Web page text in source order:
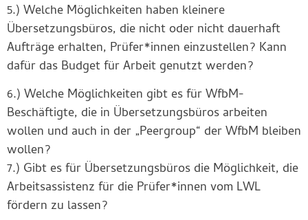
5.) Welche Möglichkeiten haben kleinere
Übersetzungsbüros, die nicht oder nicht dauerhaft
Aufträge erhalten, Prüfer*innen einzustellen? Kann
dafür das Budget für Arbeit genutzt werden?
6.) Welche Möglichkeiten gibt es für WfbM-
Beschäftigte, die in Übersetzungsbüros arbeiten
wollen und auch in der „Peergroup“ der WfbM bleiben
wollen?
7.) Gibt es für Übersetzungsbüros die Möglichkeit, die
Arbeitsassistenz für die Prüfer*innen vom LWL
fördern zu lassen?